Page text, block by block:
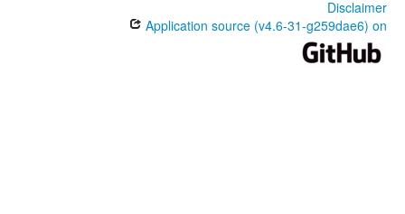
Disclaimer
Application source (v4.6-31-g259dae6) on